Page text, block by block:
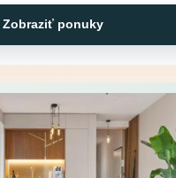
Zobraziť ponuky